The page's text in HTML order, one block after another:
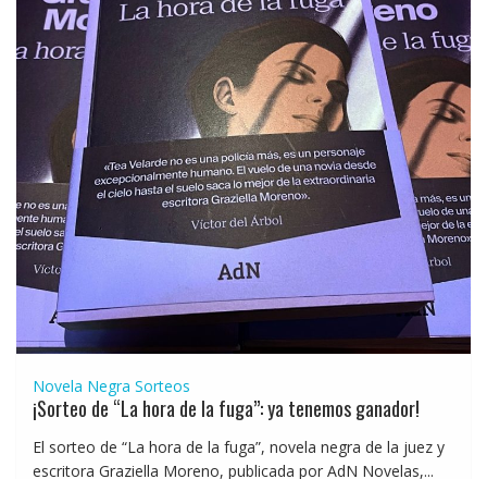
Novela Negra Sorteos
¡Sorteo de “La hora de la fuga”: ya tenemos ganador!
El sorteo de “La hora de la fuga”, novela negra de la juez y
escritora Graziella Moreno, publicada por AdN Novelas,...